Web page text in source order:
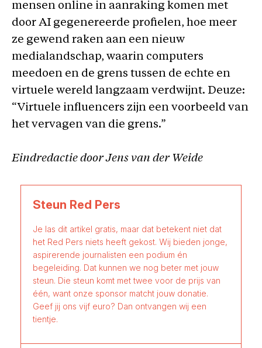
mensen online in aanraking komen met
door AI gegenereerde profielen, hoe meer
ze gewend raken aan een nieuw
medialandschap, waarin computers
meedoen en de grens tussen de echte en
virtuele wereld langzaam verdwijnt. Deuze:
“Virtuele influencers zijn een voorbeeld van
het vervagen van die grens.”
Eindredactie door Jens van der Weide
Steun Red Pers
Je las dit artikel gratis, maar dat betekent niet dat
het Red Pers niets heeft gekost. Wij bieden jonge,
aspirerende journalisten een podium én
begeleiding. Dat kunnen we nog beter met jouw
steun. Die steun komt met twee voor de prijs van
één, want onze sponsor matcht jouw donatie.
Geef jij ons vijf euro? Dan ontvangen wij een
tientje.